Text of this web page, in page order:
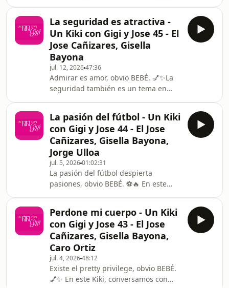
¡En este episodio nos dimos c
define a los ecuatorianos, la eterna
rivalidad y diferencias entre
Guayaquil y Quito, y si la comida o el
fútbol son lo único que nos une. 🥺❤️
¡A Jose le pego regionalista! 🤯 ¿A Gigi
le gusta más la comida peruana? 🎙️
Para ti, ¿qué es lo que
verdaderamente nos
La seguridad es atractiva -
Un Kiki con Gigi y Jose 45 - El
Jose Cañizares, Gisella
Bayona
jul. 12, 202647:36
Admirar es amor, obvio BEBÉ. 💅✨La
seguridad también es un tema en
validación de la hombría, el peso de
cumplir con el rol del "proveedor" en
las relaciones. Sabes BEBÉ, el ego nos
domina, a veces. Tal vez debemos
aprender a amar la madurez. Porque
NO hay nada más atractivo que un
hombre seguro de sí mismo.¡En este
episodio nos q
La pasión del fútbol - Un Kiki
con Gigi y Jose 44 - El Jose
Cañizares, Gisella Bayona,
Jorge Ulloa
jul. 5, 202601:02:31
La pasión del fútbol despierta
pasiones, obvio BEBÉ. ⚽🔥 En este
decepción del fútbol, el nacionalismo,
el patriotismo y lo difícil que es
conectar con la identidad
ecuatoriana. 🥺❤️ ¡En este episodio
nos quedamos 🤯 con las teorías de la
conspiración futbolera de Jorge y las
terapias de Jose! 🩺🎙️ Para ti, ¿el fútbol
Perdone mi cuerpo - Un Kiki
con Gigi y Jose 43 - El Jose
Cañizares, Gisella Bayona,
Caro Ortiz
jul. 4, 202648:12
Existe el pretty privilege, obvio BEBÉ.
💅✨ En este Kiki, conversamos con